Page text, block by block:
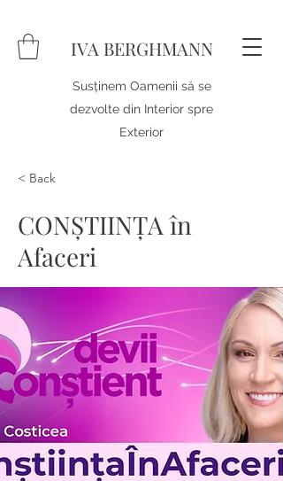
IVA BERGHMANN
Susținem Oamenii să se
dezvolte din Interior spre
Exterior
< Back
CONȘTIINȚA în
Afaceri